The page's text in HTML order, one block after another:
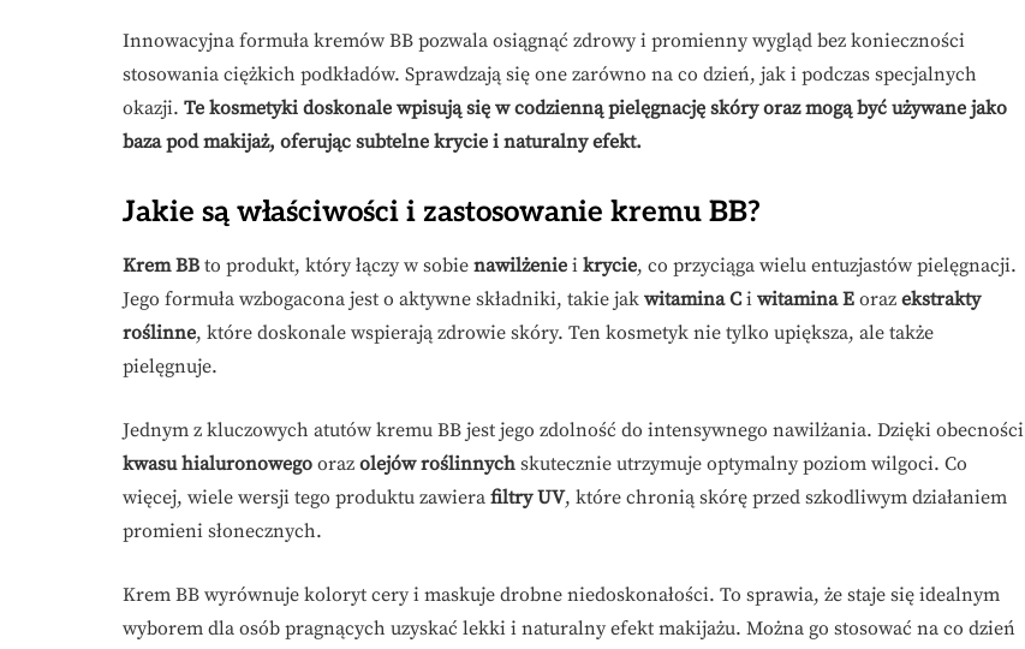
Innowacyjna formuła kremów BB pozwala osiągnąć zdrowy i promienny wygląd bez konieczności
stosowania ciężkich podkładów. Sprawdzają się one zarówno na co dzień, jak i podczas specjalnych
okazji. Te kosmetyki doskonale wpisują się w codzienną pielęgnację skóry oraz mogą być używane jako
baza pod makijaż, oferując subtelne krycie i naturalny efekt.
Jakie są właściwości i zastosowanie kremu BB?
Krem BB to produkt, który łączy w sobie nawilżenie i krycie, co przyciąga wielu entuzjastów pielęgnacji.
Jego formuła wzbogacona jest o aktywne składniki, takie jak witamina C i witamina E oraz ekstrakty
roślinne, które doskonale wspierają zdrowie skóry. Ten kosmetyk nie tylko upiększa, ale także
pielęgnuje.
Jednym z kluczowych atutów kremu BB jest jego zdolność do intensywnego nawilżania. Dzięki obecności
kwasu hialuronowego oraz olejów roślinnych skutecznie utrzymuje optymalny poziom wilgoci. Co
więcej, wiele wersji tego produktu zawiera filtry UV, które chronią skórę przed szkodliwym działaniem
promieni słonecznych.
Krem BB wyrównuje koloryt cery i maskuje drobne niedoskonałości. To sprawia, że staje się idealnym
wyborem dla osób pragnących uzyskać lekki i naturalny efekt makijażu. Można go stosować na co dzień